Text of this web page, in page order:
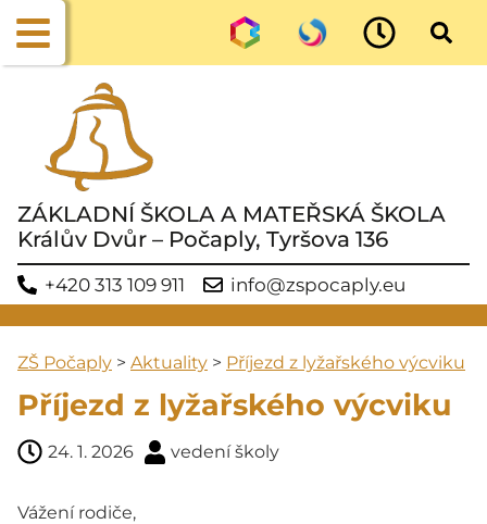
ZÁKLADNÍ ŠKOLA A MATEŘSKÁ ŠKOLA
Králův Dvůr – Počaply, Tyršova 136
+420 313 109 911 info@zspocaply.eu
ZŠ Počaply > Aktuality > Příjezd z lyžařského výcviku
Příjezd z lyžařského výcviku
24. 1. 2026 vedení školy
Vážení rodiče,